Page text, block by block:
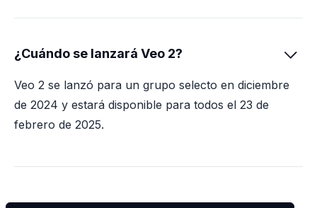
¿Cuándo se lanzará Veo 2? 
Veo 2 se lanzó para un grupo selecto en diciembre
de 2024 y estará disponible para todos el 23 de
febrero de 2025.